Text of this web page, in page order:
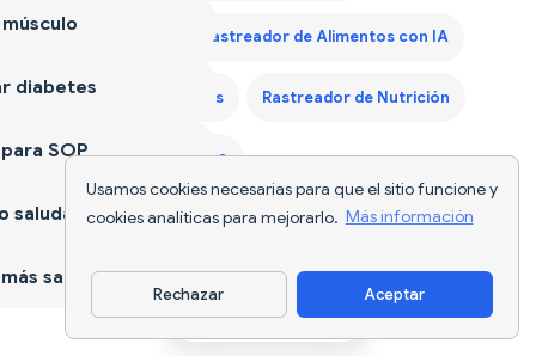
Usamos cookies necesarias para que el sitio funcione y
cookies analíticas para mejorarlo. Más información
Rechazar Aceptar
Rastreador de Alimentos con IA
Rastreador de Calorías Rastreador de Nutrición
Seguimiento de Comida
Descargar app
diabetes
SOP
saludable
sano